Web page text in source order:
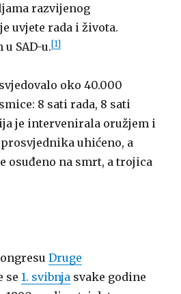
razvijenog
uvjete rada i života.
SAD-u.[1]
oko 40.000
8 sati rada, 8 sati
je intervenirala oružjem i
uhićeno, a
osuđeno na smrt, a trojica
Druge
se 1. svibnja svake godine